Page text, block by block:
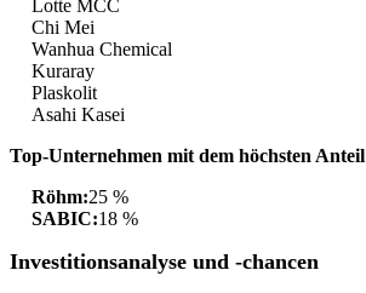
Lotte MCC
Chi Mei
Wanhua Chemical
Kuraray
Plaskolit
Asahi Kasei
Top-Unternehmen mit dem höchsten Anteil
Röhm:25 %
SABIC:18 %
Investitionsanalyse und -chancen